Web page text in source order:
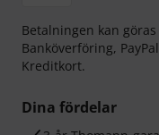
Betalningen kan
Banköverföring,
Kreditkort.
Dina fördelar